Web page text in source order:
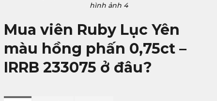
hình ảnh 4
Mua viên Ruby Lục Yên
màu hồng phấn 0,75ct –
IRRB 233075 ở đâu?